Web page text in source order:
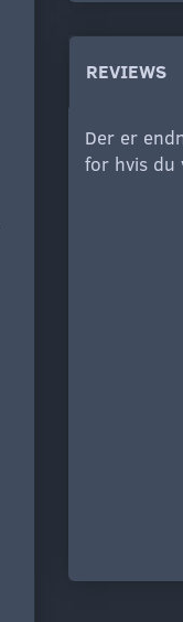
REVIEWS
Der er
for hvis du